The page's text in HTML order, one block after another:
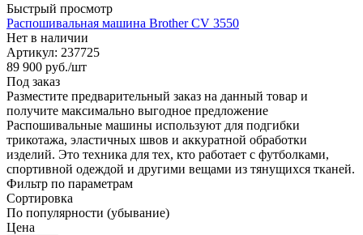
Быстрый просмотр
Распошивальная машина Brother CV 3550
Нет в наличии
Артикул: 237725
89 900 руб./шт
Под заказ
Разместите предварительный заказ на данный товар и
получите максимально выгодное предложение
Распошивальные машины используют для подгибки
трикотажа, эластичных швов и аккуратной обработки
изделий. Это техника для тех, кто работает с футболками,
спортивной одеждой и другими вещами из тянущихся тканей.
Фильтр по параметрам
Сортировка
По популярности (убывание)
Цена